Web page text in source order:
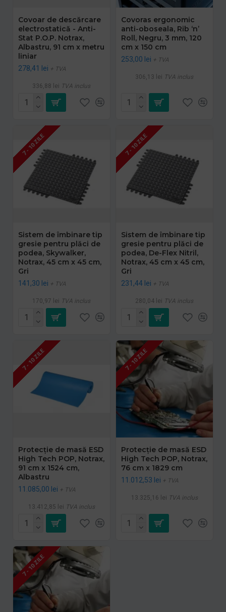
Covoar de descărcare
electrostatică - Anti-
Stat P.O.P. Notrax,
Albastru, 91 cm x metru
liniar
278,41 lei + TVA
336,88 lei TVA inclus
Covoras ergonomic
anti-oboseala, Rib ‘n’
Roll, Negru, 3 mm, 120
cm x 150 cm
253,00 lei + TVA
306,13 lei TVA inclus
7 - 10 ZILE
Sistem de îmbinare tip
gresie pentru plăci de
podea, Skywalker,
Notrax, 45 cm x 45 cm,
Gri
141,30 lei + TVA
170,97 lei TVA inclus
7 - 10 ZILE
Sistem de îmbinare tip
gresie pentru plăci de
podea, De-Flex Nitril,
Notrax, 45 cm x 45 cm,
Gri
231,44 lei + TVA
280,04 lei TVA inclus
7 - 10 ZILE
Protecție de masă ESD
High Tech POP, Notrax,
91 cm x 1524 cm,
Albastru
11.085,00 lei + TVA
13.412,85 lei TVA inclus
7 - 10 ZILE
Protecție de masă ESD
High Tech POP, Notrax,
76 cm x 1829 cm
11.012,53 lei + TVA
13.325,16 lei TVA inclus
7 - 10 ZILE